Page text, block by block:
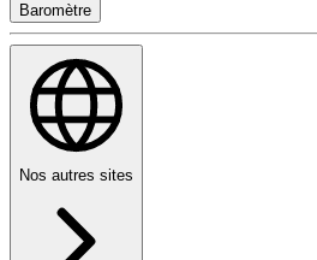
Baromètre
Nos autres sites